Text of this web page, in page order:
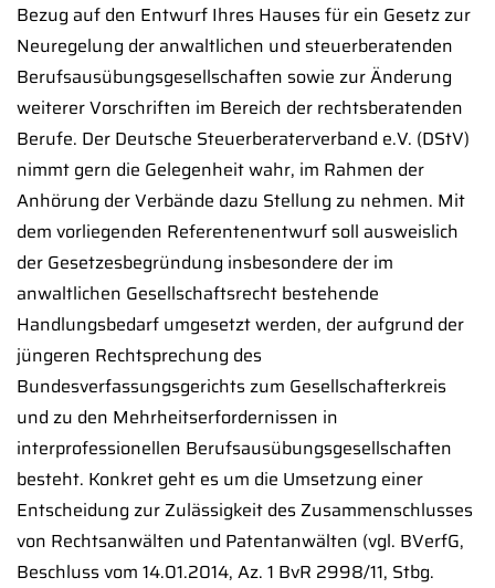
Bezug auf den Entwurf Ihres Hauses für ein Gesetz zur
Neuregelung der anwaltlichen und steuerberatenden
Berufsausübungsgesellschaften sowie zur Änderung
weiterer Vorschriften im Bereich der rechtsberatenden
Berufe. Der Deutsche Steuerberaterverband e.V. (DStV)
nimmt gern die Gelegenheit wahr, im Rahmen der
Anhörung der Verbände dazu Stellung zu nehmen. Mit
dem vorliegenden Referentenentwurf soll ausweislich
der Gesetzesbegründung insbesondere der im
anwaltlichen Gesellschaftsrecht bestehende
Handlungsbedarf umgesetzt werden, der aufgrund der
jüngeren Rechtsprechung des
Bundesverfassungsgerichts zum Gesellschafterkreis
und zu den Mehrheitserfordernissen in
interprofessionellen Berufsausübungsgesellschaften
besteht. Konkret geht es um die Umsetzung einer
Entscheidung zur Zulässigkeit des Zusammenschlusses
von Rechtsanwälten und Patentanwälten (vgl. BVerfG,
Beschluss vom 14.01.2014, Az. 1 BvR 2998/11, Stbg.